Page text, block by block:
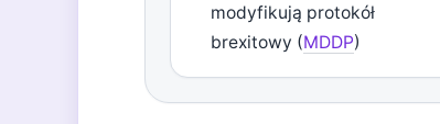
modyfikują protokół
brexitowy (MDDP)